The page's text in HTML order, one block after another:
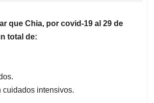
que Chia, por covid-19 al 29 de
total de:
cuidados intensivos.